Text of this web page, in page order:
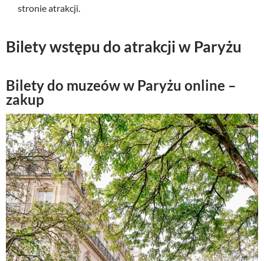
stronie atrakcji.
Bilety wstępu do atrakcji w Paryżu
Bilety do muzeów w Paryżu online –
zakup